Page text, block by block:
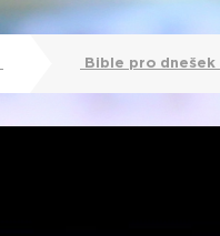
Bible pro dnešek